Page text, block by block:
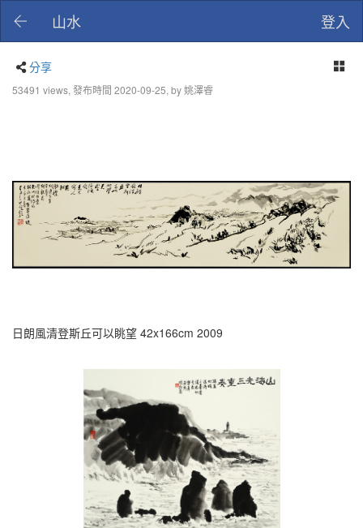
登入
山水
分享
53491 views, 發布時間 2020-09-25, by 姚澤睿
日朗風清登斯丘可以眺望 42x166cm 2009